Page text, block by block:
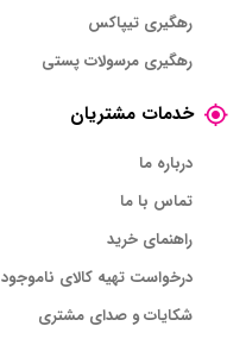
رهگیری تیپاکس
رهگیری مرسولات پستی
خدمات مشتریان
درباره ما
تماس با ما
راهنمای خرید
درخواست تهیه کالای ناموجود
شکایات و صدای مشتری